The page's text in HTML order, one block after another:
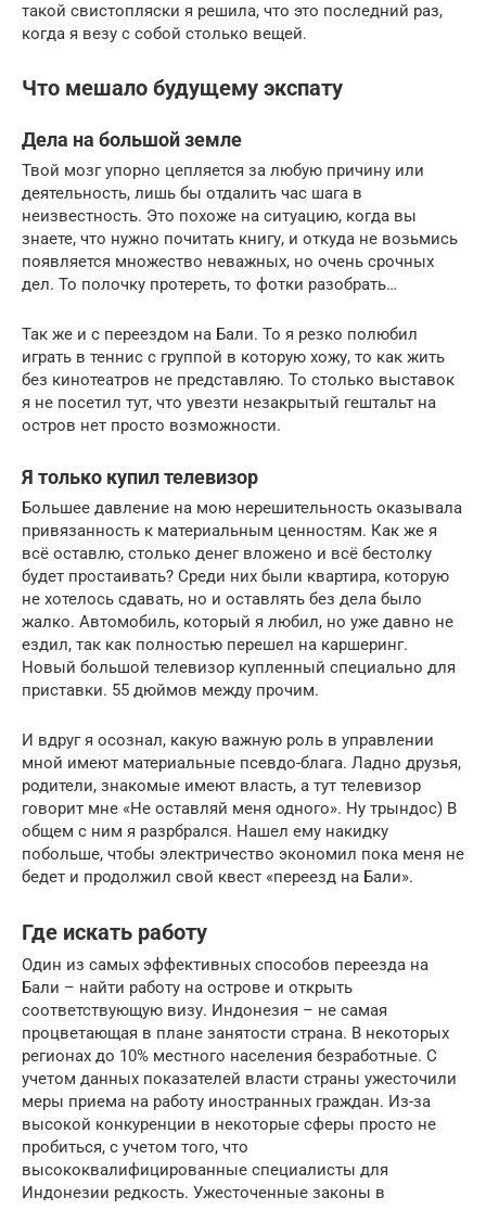
такой свистопляски я решила, что это последний раз,
когда я везу с собой столько вещей.
Что мешало будущему экспату
Дела на большой земле
Твой мозг упорно цепляется за любую причину или
деятельность, лишь бы отдалить час шага в
неизвестность. Это похоже на ситуацию, когда вы
знаете, что нужно почитать книгу, и откуда не возьмись
появляется множество неважных, но очень срочных
дел. То полочку протереть, то фотки разобрать…
Так же и с переездом на Бали. То я резко полюбил
играть в теннис с группой в которую хожу, то как жить
без кинотеатров не представляю. То столько выставок
я не посетил тут, что увезти незакрытый гештальт на
остров нет просто возможности.
Я только купил телевизор
Большее давление на мою нерешительность оказывала
привязанность к материальным ценностям. Как же я
всё оставлю, столько денег вложено и всё бестолку
будет простаивать? Среди них были квартира, которую
не хотелось сдавать, но и оставлять без дела было
жалко. Автомобиль, который я любил, но уже давно не
ездил, так как полностью перешел на каршеринг.
Новый большой телевизор купленный специально для
приставки. 55 дюймов между прочим.
И вдруг я осознал, какую важную роль в управлении
мной имеют материальные псевдо-блага. Ладно друзья,
родители, знакомые имеют власть, а тут телевизор
говорит мне «Не оставляй меня одного». Ну трындос) В
общем с ним я разрбрался. Нашел ему накидку
побольше, чтобы электричество экономил пока меня не
бeдет и продолжил свой квест «переезд на Бали».
Где искать работу
Один из самых эффективных способов переезда на
Бали – найти работу на острове и открыть
соответствующую визу. Индонезия – не самая
процветающая в плане занятости страна. В некоторых
регионах до 10% местного населения безработные. С
учетом данных показателей власти страны ужесточили
меры приема на работу иностранных граждан. Из-за
высокой конкуренции в некоторые сферы просто не
пробиться, с учетом того, что
высококвалифицированные специалисты для
Индонезии редкость. Ужесточенные законы в